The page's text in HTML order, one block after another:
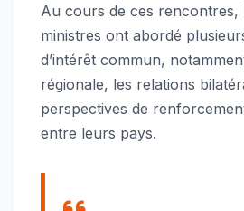
Au cours de ces rencontres,
ministres ont abordé
d’intérêt commun,
régionale, les relations
perspectives de
entre leurs pays.